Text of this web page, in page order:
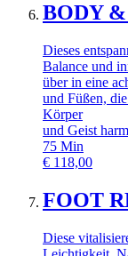
BODY
Dieses
Balance und
über in eine
und Füßen,
Körper
und Geist
75 Min
€ 118,00
FOOT
Diese